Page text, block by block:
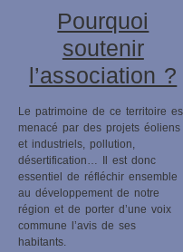
Pourquoi
soutenir
l’association ?
Le patrimoine de ce territoire
menacé par des projets éoliens
et industriels, pollution,
désertification… Il est donc
essentiel de réfléchir ensemble
au développement de notre
région et de porter d’une voix
commune l’avis de ses
habitants.